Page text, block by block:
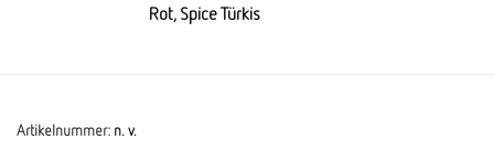
Rot, Spice Türkis
Artikelnummer: n. v.